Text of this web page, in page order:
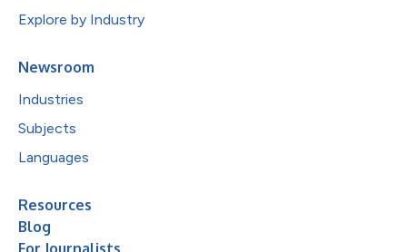
Explore by Industry
Newsroom
Industries
Subjects
Languages
Resources
Blog
For Journalists